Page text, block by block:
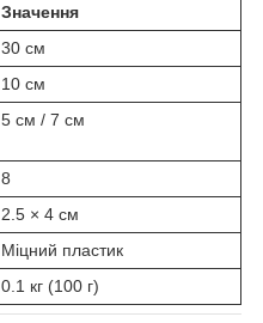
Значення
30 см
10 см
5 см / 7 см
8
2.5 × 4 см
Міцний пластик
0.1 кг (100 г)